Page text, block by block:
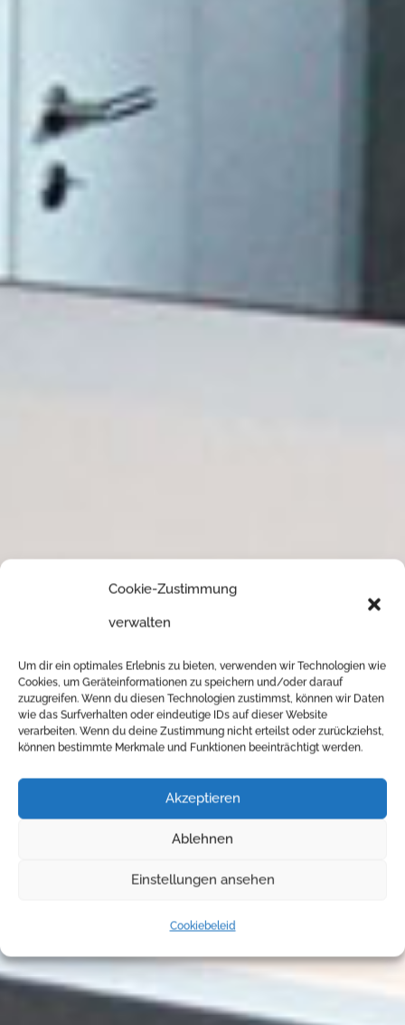
Cookie-Zustimmung
verwalten
Um dir ein optimales Erlebnis zu bieten, verwenden wir Technologien wie
Cookies, um Geräteinformationen zu speichern und/oder darauf
zuzugreifen. Wenn du diesen Technologien zustimmst, können wir Daten
wie das Surfverhalten oder eindeutige IDs auf dieser Website
verarbeiten. Wenn du deine Zustimmung nicht erteilst oder zurückziehst,
können bestimmte Merkmale und Funktionen beeinträchtigt werden.
Akzeptieren
Ablehnen
Einstellungen ansehen
Cookiebeleid